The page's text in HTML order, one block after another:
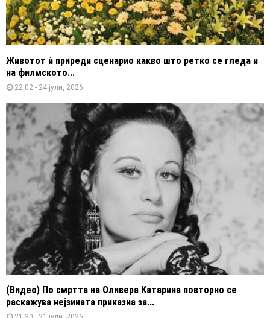
Животот ѝ приреди сценарио какво што ретко се гледа и
на филмското...
22:02 - 24 јули, 2026
(Видео) По смртта на Оливера Катарина повторно се
раскажува нејзината приказна за...